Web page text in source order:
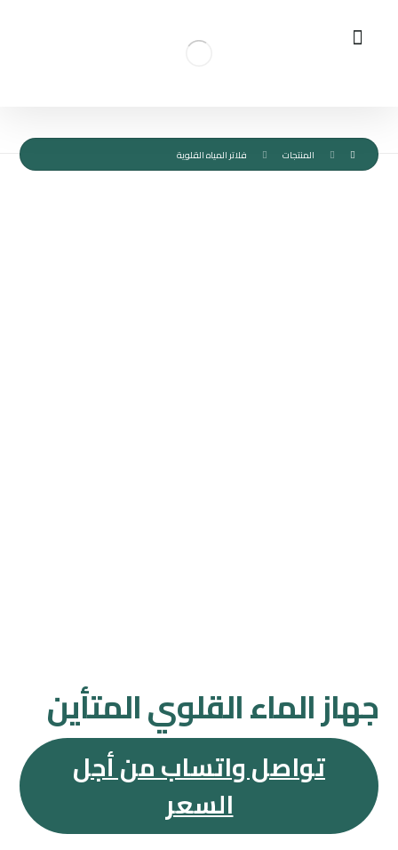
المنتجات فلاتر المياه القلوية
جهاز الماء القلوي المتأين
تواصل واتساب من أجل
السعر